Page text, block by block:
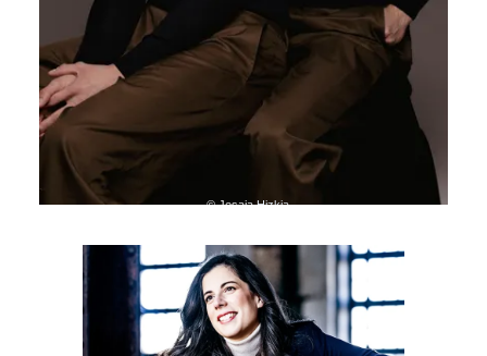
© Jesaja Hizkia